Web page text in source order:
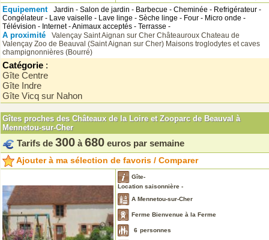
Equipement
Jardin - Salon de jardin - Barbecue - Cheminée - Refrigérateur -
Congélateur - Lave vaiselle - Lave linge - Sèche linge - Four - Micro onde -
Télévision - Internet - Animaux acceptés - Terrasse -
A proximité Valençay Saint Aignan sur Cher Châteauroux Chateau de
Valençay Zoo de Beauval (Saint Aignan sur Cher) Maisons troglodytes et caves
champignonnières (Bourré)
Catégorie :
Gîte Centre
Gîte Indre
Gîte Vicq sur Nahon
Gîtes proches des Châteaux de la Loire et Zooparc de Beauval à
Mennetou-sur-Cher
Tarifs de 300 à 680 euros par semaine
Ajouter à ma sélection de favoris / Comparer
Gîte-
Location saisonnière -
A Mennetou-sur-Cher
Ferme Bienvenue à la Ferme
6 personnes